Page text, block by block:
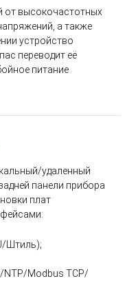
от высокочастотных
а также
устройство
переводит её
питание
удаленный
панели прибора
плат
Штиль);
NTP/Modbus TCP/